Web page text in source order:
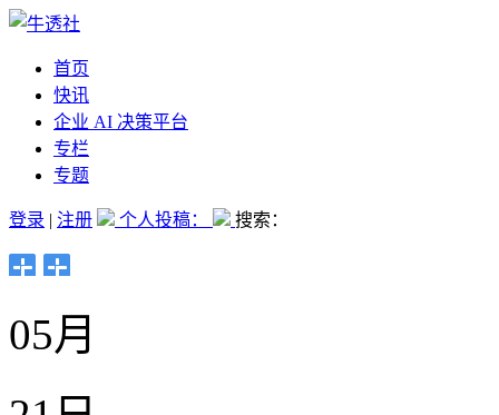
首页
快讯
企业 AI 决策平台
专栏
专题
登录 | 注册 个人投稿： 搜索：
05月